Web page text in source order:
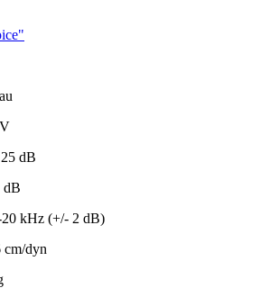
dB
dB
20 kHz (+/- 2 dB)
cm/dyn